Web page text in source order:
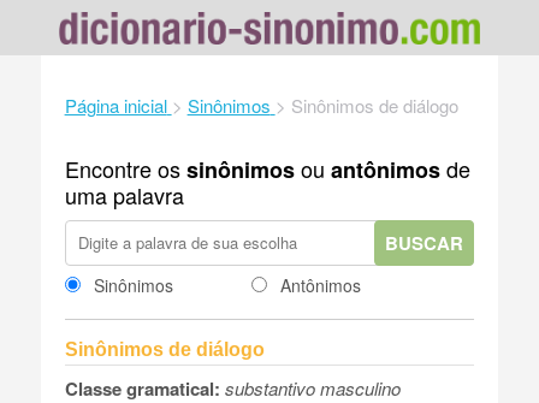
Página inicial > Sinônimos > Sinônimos de diálogo
Encontre ossinônimosou antônimosde
uma palavra
BUSCAR
Sinônimos Antônimos
Sinônimos de diálogo
Classe gramatical: substantivo masculino